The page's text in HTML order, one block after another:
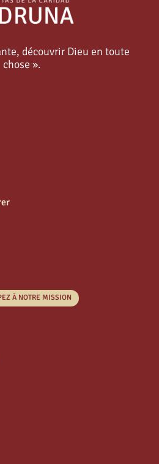
découvrir Dieu en toute
chose ».
À NOTRE MISSION